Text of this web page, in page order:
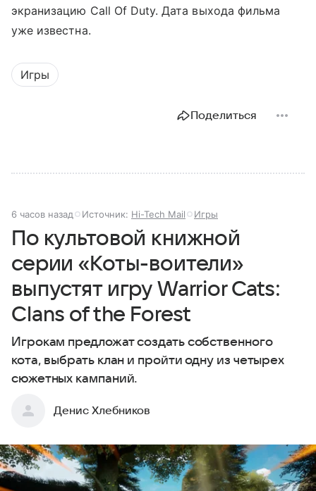
экранизацию Call Of Duty. Дата выхода фильма
уже известна.
Игры
Поделиться
6 часов назад Источник: Hi-Tech Mail Игры
По культовой книжной
серии «Коты-воители»
выпустят игру Warrior Cats:
Clans of the Forest
Игрокам предложат создать собственного
кота, выбрать клан и пройти одну из четырех
сюжетных кампаний.
Денис Хлебников